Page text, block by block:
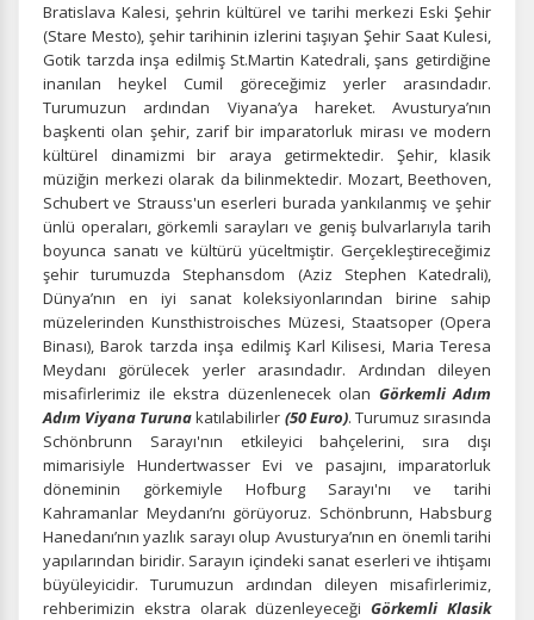
Bratislava Kalesi, şehrin kültürel ve tarihi merkezi Eski Şehir
(Stare Mesto), şehir tarihinin izlerini taşıyan Şehir Saat Kulesi,
Gotik tarzda inşa edilmiş St.Martin Katedrali, şans getirdiğine
inanılan heykel Cumil göreceğimiz yerler arasındadır.
Turumuzun ardından Viyana’ya hareket. Avusturya’nın
başkenti olan şehir, zarif bir imparatorluk mirası ve modern
kültürel dinamizmi bir araya getirmektedir. Şehir, klasik
müziğin merkezi olarak da bilinmektedir. Mozart, Beethoven,
Schubert ve Strauss'un eserleri burada yankılanmış ve şehir
ünlü operaları, görkemli sarayları ve geniş bulvarlarıyla tarih
boyunca sanatı ve kültürü yüceltmiştir. Gerçekleştireceğimiz
şehir turumuzda Stephansdom (Aziz Stephen Katedrali),
Dünya’nın en iyi sanat koleksiyonlarından birine sahip
müzelerinden Kunsthistroisches Müzesi, Staatsoper (Opera
Binası), Barok tarzda inşa edilmiş Karl Kilisesi, Maria Teresa
Meydanı görülecek yerler arasındadır. Ardından dileyen
misafirlerimiz ile ekstra düzenlenecek olan Görkemli Adım
Adım Viyana Turunakatılabilirler (50 Euro). Turumuz sırasında
Schönbrunn Sarayı'nın etkileyici bahçelerini, sıra dışı
mimarisiyle Hundertwasser Evi ve pasajını, imparatorluk
döneminin görkemiyle Hofburg Sarayı'nı ve tarihi
Kahramanlar Meydanı’nı görüyoruz. Schönbrunn, Habsburg
Hanedanı’nın yazlık sarayı olup Avusturya’nın en önemli tarihi
yapılarından biridir. Sarayın içindeki sanat eserleri ve ihtişamı
büyüleyicidir. Turumuzun ardından dileyen misafirlerimiz,
rehberimizin ekstra olarak düzenleyeceğiGörkemli Klasik